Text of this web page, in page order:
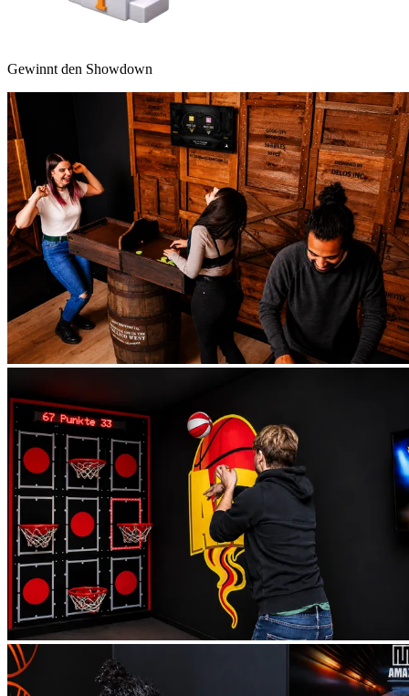
Gewinnt den Showdown